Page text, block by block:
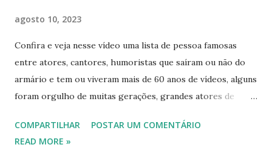
agosto 10, 2023
Confira e veja nesse vídeo uma lista de pessoa famosas
entre atores, cantores, humoristas que saíram ou não do
armário e tem ou viveram mais de 60 anos de vídeos, alguns
foram orgulho de muitas gerações, grandes atores de
foram gays, bissexuais ou algo mais. 20 GAYS IDOSOS •
FAMOSOS GAYS QUE SAIRAM DO ARMÁRIO E SE
COMPARTILHAR
POSTAR UM COMENTÁRIO
READ MORE »